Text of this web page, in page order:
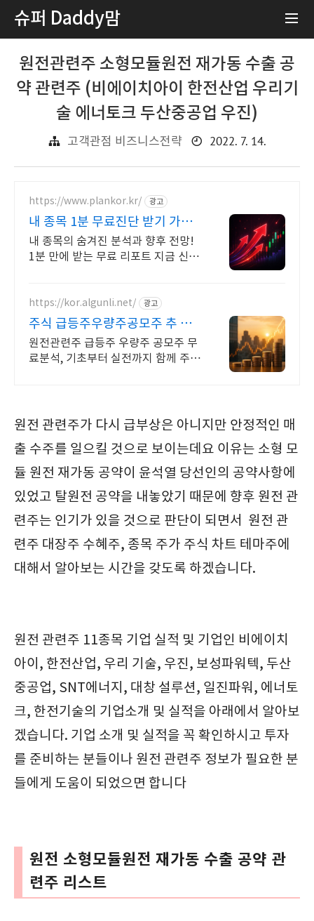
슈퍼 Daddy맘
원전관련주 소형모듈원전 재가동 수출 공
약 관련주 (비에이치아이 한전산업 우리기
술 에너토크 두산중공업 우진)
고객관점 비즈니스전략 2022. 7. 14.
https://www.plankor.kr/ 광고
내 종목 1분 무료진단 받기 가입
즉시 무료리포트 100%
내 종목의 숨겨진 분석과 향후 전망!
1분 만에 받는 무료 리포트 지금 신청
https://kor.algunli.net/ 광고
주식 급등주우량주공모주 추 우
량주 무료 공유
원전관련주 급등주 우량주 공모주 무
료분석, 기초부터 실전까지 함께 주식
원전 관련주가 다시 급부상은 아니지만 안정적인 매
출 수주를 일으킬 것으로 보이는데요 이유는 소형 모
듈 원전 재가동 공약이 윤석열 당선인의 공약사항에
있었고 탈원전 공약을 내놓았기 때문에 향후 원전 관
련주는 인기가 있을 것으로 판단이 되면서 원전 관
련주 대장주 수혜주, 종목 주가 주식 차트 테마주에
대해서 알아보는 시간을 갖도록 하겠습니다.
원전 관련주 11종목 기업 실적 및 기업인 비에이치
아이, 한전산업, 우리 기술, 우진, 보성파워텍, 두산
중공업, SNT에너지, 대창 설루션, 일진파워, 에너토
크, 한전기술의 기업소개 및 실적을 아래에서 알아보
겠습니다. 기업 소개 및 실적을 꼭 확인하시고 투자
를 준비하는 분들이나 원전 관련주 정보가 필요한 분
들에게 도움이 되었으면 합니다
원전 소형모듈원전 재가동 수출 공약 관
련주 리스트